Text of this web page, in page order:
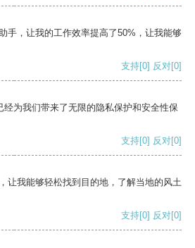
手，让我的工作效率提高了50%，让我能够
支持[0] 反对[0]
为我们带来了无限的隐私保护和安全性保
支持[0] 反对[0]
让我能够轻松找到目的地，了解当地的风土
支持[0] 反对[0]